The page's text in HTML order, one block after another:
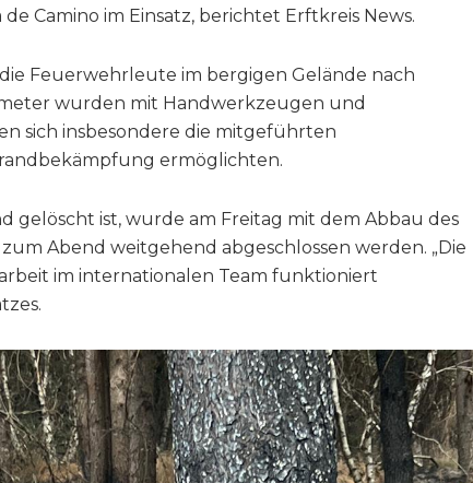
Camino im Einsatz, berichtet Erftkreis News.
Feuerwehrleute im bergigen Gelände nach
wurden mit Handwerkzeugen und
sich insbesondere die mitgeführten
ermöglichten.
gelöscht ist, wurde am Freitag mit dem Abbau des
Abend weitgehend abgeschlossen werden. „Die
im internationalen Team funktioniert